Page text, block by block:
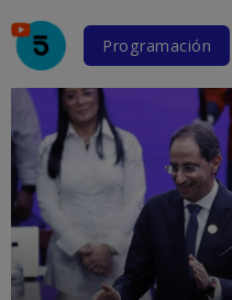
Programación